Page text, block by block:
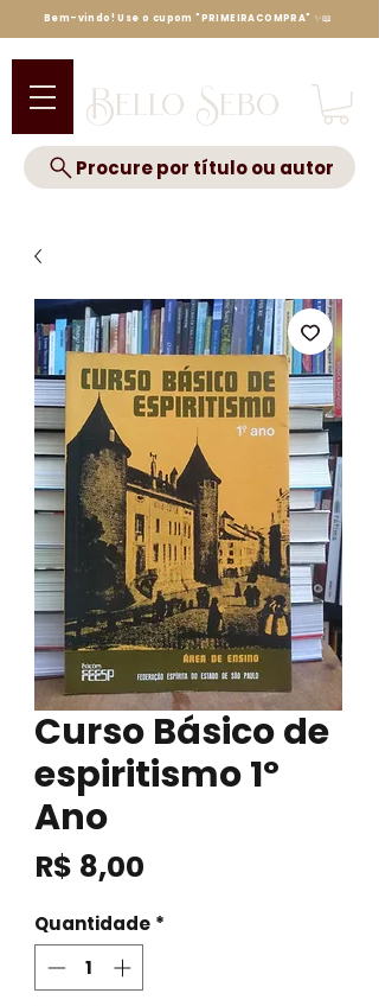
Bello Sebo
Procure por título ou autor
Bem-vindo! Use o cupom "PRIMEIRACOMPRA" ✨📖
Curso Básico de
espiritismo 1º
Ano
R$ 8,00
Quantidade *